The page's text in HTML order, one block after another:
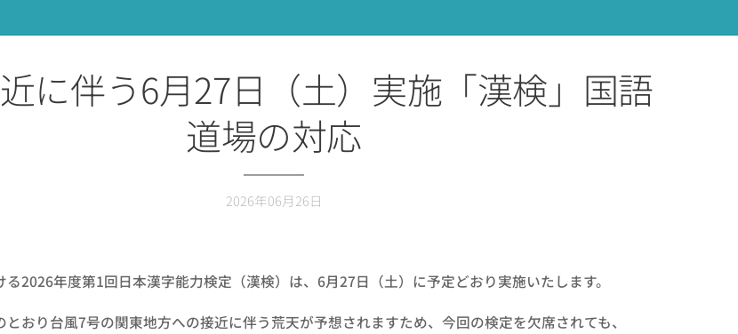
に伴う6月27日（土）実施「漢検」国語
道場の対応
2026年06月26日
2026年度第1回日本漢字能力検定（漢検）は、6月27日（土）に予定どおり実施いたします。
とおり台風7号の関東地方への接近に伴う荒天が予想されますため、今回の検定を欠席されても、